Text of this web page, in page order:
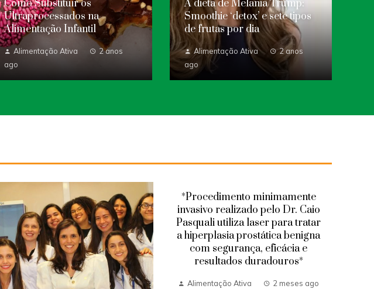
Como Substituir os
Ultraprocessados na
Alimentação Infantil
Alimentação Ativa
2 anos
ago
A dieta de Melania Trump:
Smoothie ‘detox’ e sete tipos
de frutas por dia
Alimentação Ativa
2 anos
ago
*Procedimento minimamente
invasivo realizado pelo Dr. Caio
Pasquali utiliza laser para tratar
a hiperplasia prostática benigna
com segurança, eficácia e
resultados duradouros*
Alimentação Ativa 2 meses ago